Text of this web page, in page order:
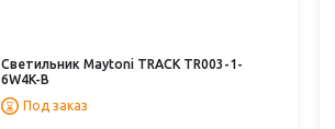
Светильник Maytoni TRACK TR003-1-
6W4K-B
Под заказ